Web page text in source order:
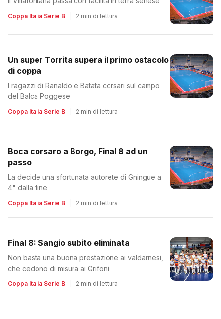
Coppa Italia Serie B 2 min di lettura
Un super Torrita supera il primo ostacolo
di coppa
I ragazzi di Ranaldo e Batata corsari sul campo
del Balca Poggese
Coppa Italia Serie B 2 min di lettura
Boca corsaro a Borgo, Final 8 ad un
passo
La decide una sfortunata autorete di Gningue a
4" dalla fine
Coppa Italia Serie B 2 min di lettura
Final 8: Sangio subito eliminata
Non basta una buona prestazione ai valdarnesi,
che cedono di misura ai Grifoni
Coppa Italia Serie B 2 min di lettura